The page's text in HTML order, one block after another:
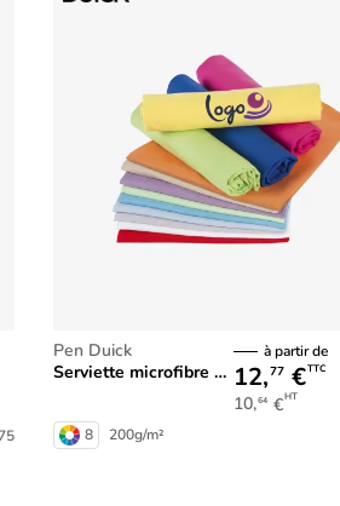
Pen Duick
Serviette microfibre mains
à partir de
10,64 €HT
12,77 €TTC
8 200g/m²